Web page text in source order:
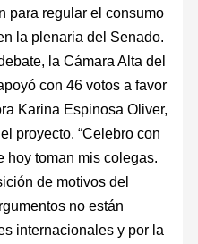
para regular el consumo
la plenaria del Senado.
la Cámara Alta del
con 46 votos a favor
Karina Espinosa Oliver,
proyecto. “Celebro con
hoy toman mis colegas.
de motivos del
no están
internacionales y por la